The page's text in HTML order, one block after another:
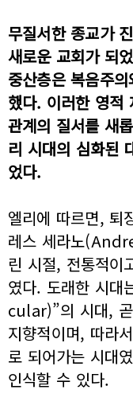
무질서한 종교가
새로운 교회가 되
중산층은 복음주
했다. 이러한 영적
관계의 질서를 새
리 시대의 심화된
었다.
엘리에 따르면, 퇴
레스 세라노
린 시절, 전통적이
였다. 도래한 시
cular)”의 시대,
지향적이며, 따라
로 되어가는 시대
인식할 수 있다.